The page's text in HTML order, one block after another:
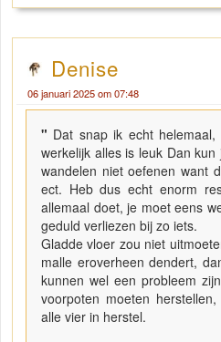
Denise
06 januari 2025 om 07:48
" Dat snap ik echt
werkelijk alles is leuk Dan
wandelen niet oefenen want
ect. Heb dus echt enorm
allemaal doet, je moet eens
geduld verliezen bij zo iets.
Gladde vloer zou niet
malle eroverheen dendert,
kunnen wel een probleem
voorpoten moeten
alle vier in herstel.